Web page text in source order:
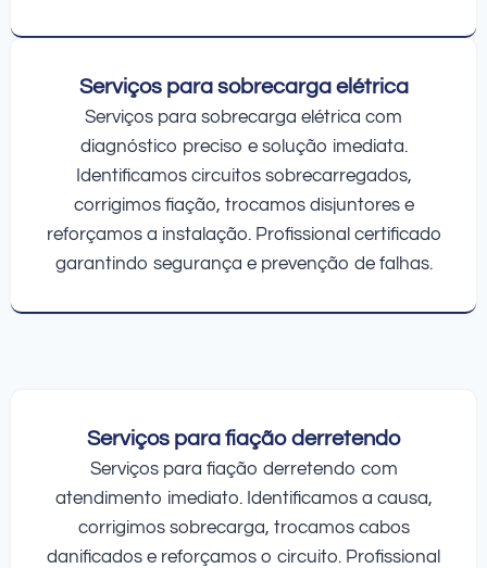
Serviços para sobrecarga elétrica
Serviços para sobrecarga elétrica com
diagnóstico preciso e solução imediata.
Identificamos circuitos sobrecarregados,
corrigimos fiação, trocamos disjuntores e
reforçamos a instalação. Profissional certificado
garantindo segurança e prevenção de falhas.
Serviços para fiação derretendo
Serviços para fiação derretendo com
atendimento imediato. Identificamos a causa,
corrigimos sobrecarga, trocamos cabos
danificados e reforçamos o circuito. Profissional